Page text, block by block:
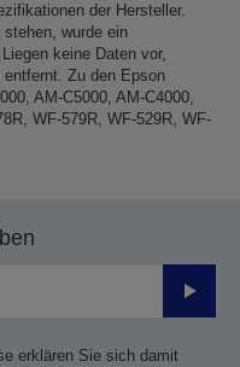
der Hersteller.
wurde ein
keine Daten vor,
Zu den Epson
AM-C5000, AM-C4000,
WF-579R, WF-529R, WF-
erklären Sie sich damit